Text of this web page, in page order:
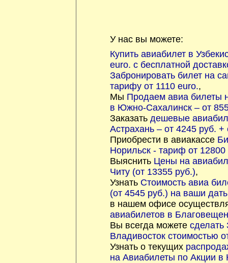
У нас вы можете:
Купить авиабилет в
euro. с бесплатной
Забронировать билет на
тарифу от 1110 euro.,
Мы Продаем авиа билеты
в Южно-Сахалинск – от
Заказать дешевые
Астрахань – от 4245 руб. +
Приобрести в авиакассе
Норильск - тариф от 12800
Выяснить Цены на
Читу (от 13355 руб.),
Узнать Стоимость авиа
(от 4545 руб.) на ваши
в нашем офисе
авиабилетов в
Вы всегда можете сделать
Владивосток стоимостью
Узнать о текущих
на Авиабилеты по Акции в